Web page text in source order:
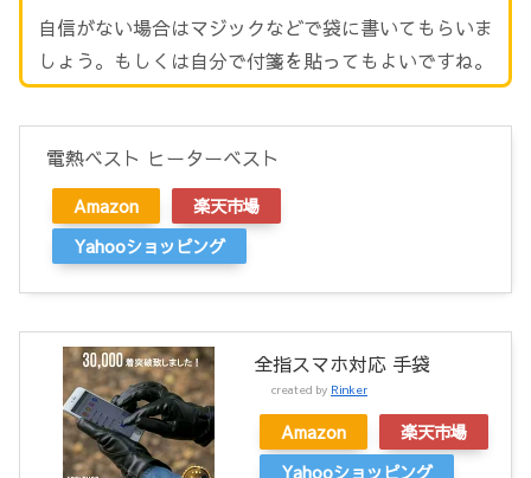
自信がない場合はマジックなどで袋に書いてもらいま
しょう。もしくは自分で付箋を貼ってもよいですね。
電熱ベスト ヒーターベスト
Amazon
楽天市場
Yahooショッピング
全指スマホ対応 手袋
created by Rinker
Amazon
楽天市場
Yahooショッピング